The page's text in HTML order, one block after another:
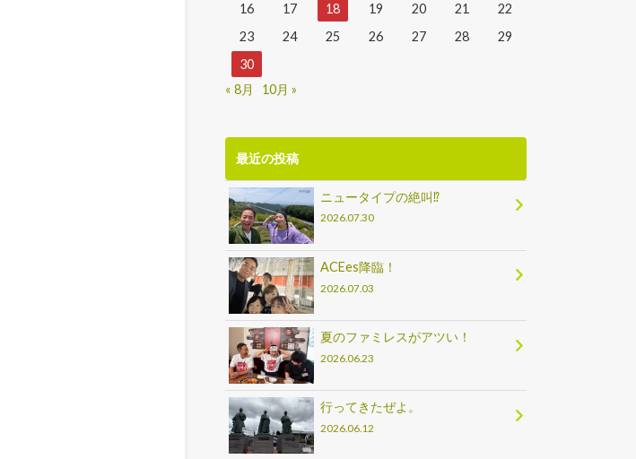
16
17 18 19 20 21
22
23
24 25 26 27 28
29
30
« 8月
10月 »
最近の投稿
ニュータイプの絶叫⁉
2026.07.30
ACEes降臨！
2026.07.03
夏のファミレスがアツい！
2026.06.23
行ってきたぜよ。
2026.06.12